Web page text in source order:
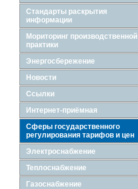
Стандарты раскрытия
информации
Мориторинг производственной
практики
Энергосбережение
Новости
Ссылки
Интернет-приёмная
Сферы государственного
регулирования тарифов и цен
Электроснабжение
Теплоснабжение
Газоснабжение